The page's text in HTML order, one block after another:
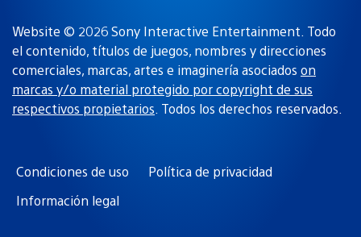
Website © 2026 Sony Interactive Entertainment. Todo
el contenido, títulos de juegos, nombres y direcciones
comerciales, marcas, artes e imaginería asociados on
marcas y/o material protegido por copyright de sus
respectivos propietarios. Todos los derechos reservados.
Condiciones de uso
Política de privacidad
Información legal